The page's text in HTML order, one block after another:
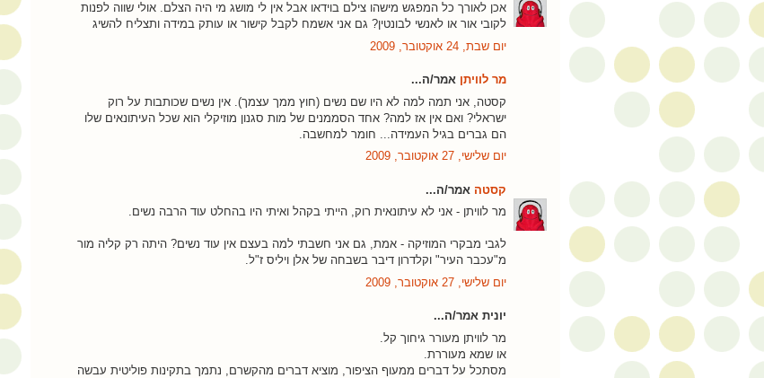
אכן לאורך כל המפגש מישהו צילם בוידאו אבל אין לי מושג מי היה הצלם. אולי שווה לפנות
לקובי אור או לאנשי לבונטין? גם אני אשמח לקבל קישור או עותק במידה ותצליח להשיג
יום שבת, 24 אוקטובר, 2009
מר לוויתן אמר/ה...
קסטה, אני תמה למה לא היו שם נשים (חוץ ממך עצמך). אין נשים שכותבות על רוק
ישראלי? ואם אין אז למה? אחד הסממנים של מות סגנון מוזיקלי הוא שכל העיתונאים שלו
הם גברים בגיל העמידה... חומר למחשבה.
יום שלישי, 27 אוקטובר, 2009
קסטה אמר/ה...
מר לוויתן - אני לא עיתונאית רוק, הייתי בקהל ואיתי היו בהחלט עוד הרבה נשים.
לגבי מבקרי המוזיקה - אמת, גם אני חשבתי למה בעצם אין עוד נשים? היתה רק קליה מור
מ"עכבר העיר" וקלדרון דיבר בשבחה של אלן ויליס ז"ל.
יום שלישי, 27 אוקטובר, 2009
יונית אמר/ה...
מר לוויתן מעורר גיחוך קל.
או שמא מעוררת.
מסתכל על דברים ממעוף הציפור, מוציא דברים מהקשרם, נתמך בתקינות פוליטית עבשה